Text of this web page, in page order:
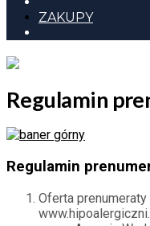
ZAKUPY
Regulamin
Regulamin
Oferta